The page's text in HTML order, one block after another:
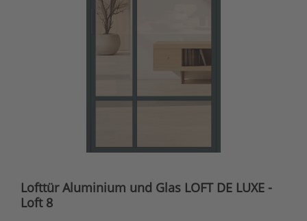
Lofttür Aluminium und Glas LOFT DE LUXE -
Loft 8